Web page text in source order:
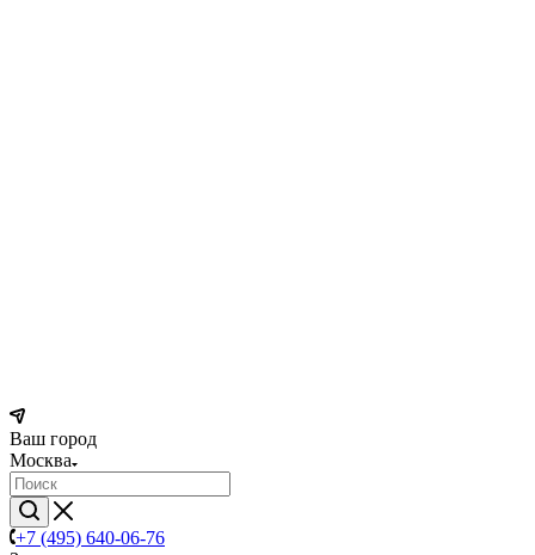
Ваш город
Москва
+7 (495) 640-06-76